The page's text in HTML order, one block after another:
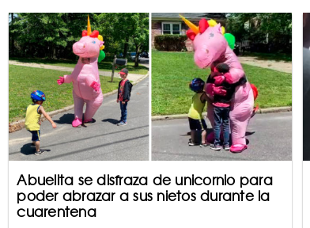
Abuelita se disfraza de unicornio para
poder abrazar a sus nietos durante la
cuarentena